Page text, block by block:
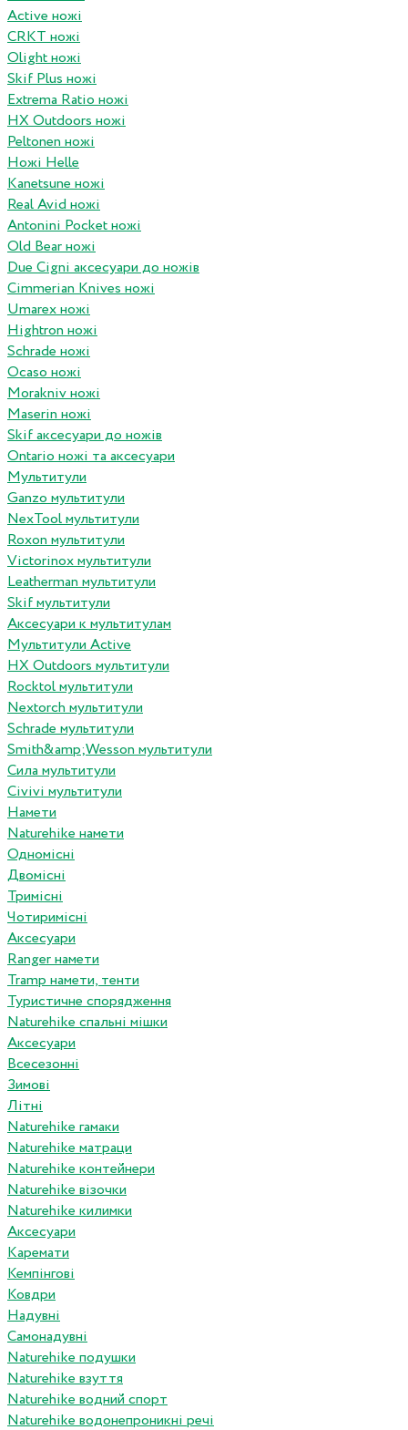
Active ножі
CRKT ножі
Olight ножі
Skif Plus ножі
Extrema Ratio ножі
HX Outdoors ножі
Peltonen ножі
Ножі Helle
Kanetsune ножі
Real Avid ножі
Antonini Pocket ножі
Old Bear ножі
Due Cigni аксесуари до ножів
Cimmerian Knives ножі
Umarex ножі
Hightron ножі
Schrade ножі
Ocaso ножі
Morakniv ножі
Maserin ножі
Skif аксесуари до ножів
Ontario ножі та аксесуари
Мультитули
Ganzo мультитули
NexTool мультитули
Roxon мультитули
Victorinox мультитули
Leatherman мультитули
Skif мультитули
Аксесуари к мультитулам
Мультитули Active
HX Outdoors мультитули
Rocktol мультитули
Nextorch мультитули
Schrade мультитули
Smith&amp;Wesson мультитули
Сила мультитули
Civivi мультитули
Намети
Naturehike намети
Одномісні
Двомісні
Тримісні
Чотиримісні
Аксесуари
Ranger намети
Tramp намети, тенти
Туристичне спорядження
Naturehike спальні мішки
Аксесуари
Всесезонні
Зимові
Літні
Naturehike гамаки
Naturehike матраци
Naturehike контейнери
Naturehike візочки
Naturehike килимки
Аксесуари
Каремати
Кемпінгові
Ковдри
Надувні
Самонадувні
Naturehike подушки
Naturehike взуття
Naturehike водний спорт
Naturehike водонепроникні речі